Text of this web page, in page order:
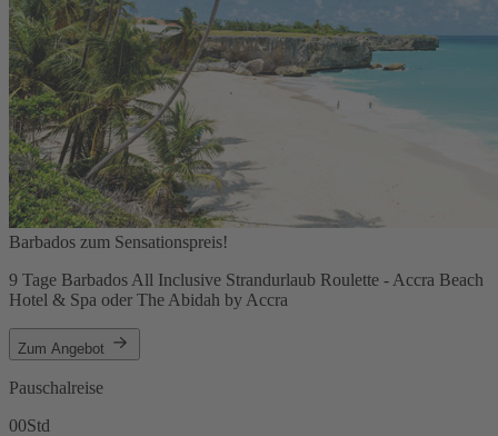
Barbados zum Sensationspreis!
9 Tage Barbados All Inclusive Strandurlaub Roulette - Accra Beach
Hotel & Spa oder The Abidah by Accra
Zum Angebot
Pauschalreise
00Std